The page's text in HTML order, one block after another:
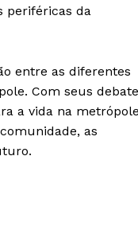
Plans
periféricas da
entre as diferentes
Com seus
a vida na metrópole
as